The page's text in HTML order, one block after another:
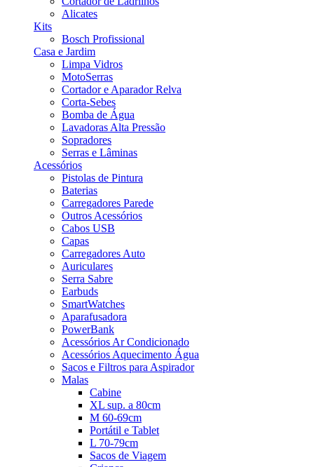
Alicates
Kits
Bosch Profissional
Casa e Jardim
Limpa Vidros
MotoSerras
Cortador e Aparador Relva
Corta-Sebes
Bomba de Água
Lavadoras Alta Pressão
Sopradores
Serras e Lâminas
Acessórios
Pistolas de Pintura
Baterias
Carregadores Parede
Outros Acessórios
Cabos USB
Capas
Carregadores Auto
Auriculares
Serra Sabre
Earbuds
SmartWatches
Aparafusadora
PowerBank
Acessórios Ar Condicionado
Acessórios Aquecimento Água
Sacos e Filtros para Aspirador
Malas
Cabine
XL sup. a 80cm
M 60-69cm
Portátil e Tablet
L 70-79cm
Sacos de Viagem